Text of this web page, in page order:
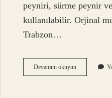
peyniri, sürme peynir
kullanılabilir. Orjinal
Trabzon…
Devamını okuyunKaşar
Peyniri